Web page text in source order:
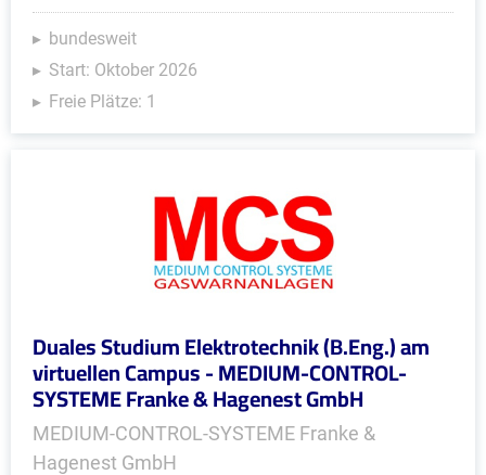
bundesweit
Start: Oktober 2026
Freie Plätze: 1
Duales Studium Elektrotechnik (B.Eng.) am
virtuellen Campus - MEDIUM-CONTROL-
SYSTEME Franke & Hagenest GmbH
MEDIUM-CONTROL-SYSTEME Franke &
Hagenest GmbH